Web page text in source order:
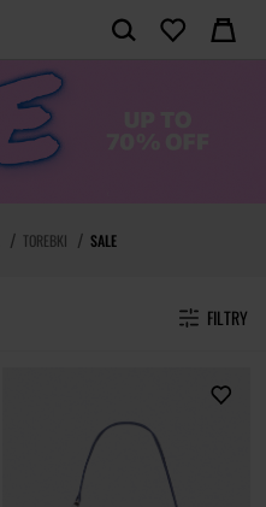
TOREBKI SALE
FILTRY